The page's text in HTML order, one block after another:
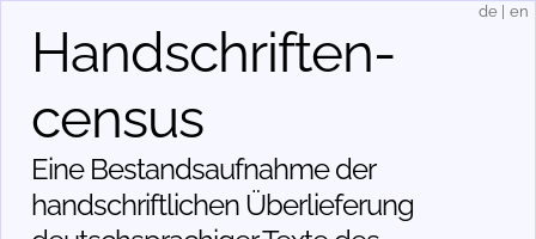
Handschriften­
census
Eine Bestandsaufnahme der
handschriftlichen Über­lieferung
de en